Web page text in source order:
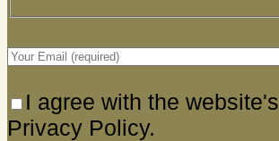
I agree with the website's
Privacy Policy.